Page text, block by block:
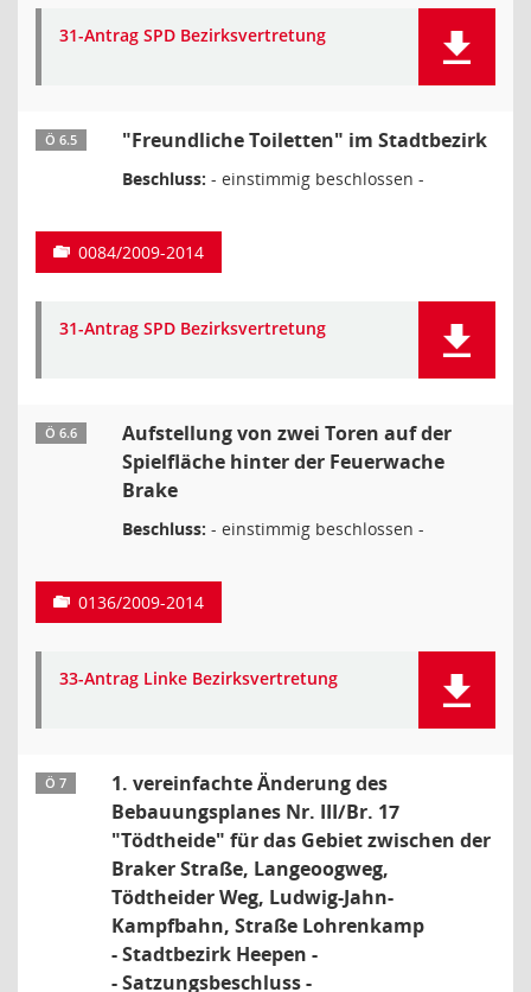
31-Antrag SPD Bezirksvertretung
Ö 6.5 "Freundliche Toiletten" im Stadtbezirk
Beschluss: - einstimmig beschlossen -
0084/2009-2014
31-Antrag SPD Bezirksvertretung
Ö 6.6
Aufstellung von zwei Toren auf der
Spielfläche hinter der Feuerwache
Brake
Beschluss: - einstimmig beschlossen -
0136/2009-2014
33-Antrag Linke Bezirksvertretung
Ö 7
1. vereinfachte Änderung des
Bebauungsplanes Nr. III/Br. 17
"Tödtheide" für das Gebiet zwischen der
Braker Straße, Langeoogweg,
Tödtheider Weg, Ludwig-Jahn-
Kampfbahn, Straße Lohrenkamp
- Stadtbezirk Heepen -
- Satzungsbeschluss -